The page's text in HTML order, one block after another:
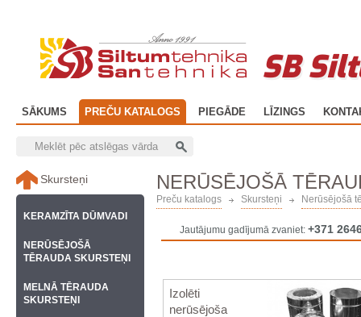
SB
SĀKUMS PREČU KATALOGS PIEGĀDE LĪZINGS
NERŪSĒJOŠĀ
Preču katalogs Skursteņi Nerūsējošā
Jautājumu gadījumā zvaniet: +371
Izolēti
nerūsējoša
Skursteņi
KERAMZĪTA DŪMVADI
NERŪSĒJOŠĀ
TĒRAUDA SKURSTEŅI
MELNĀ TĒRAUDA
SKURSTEŅI